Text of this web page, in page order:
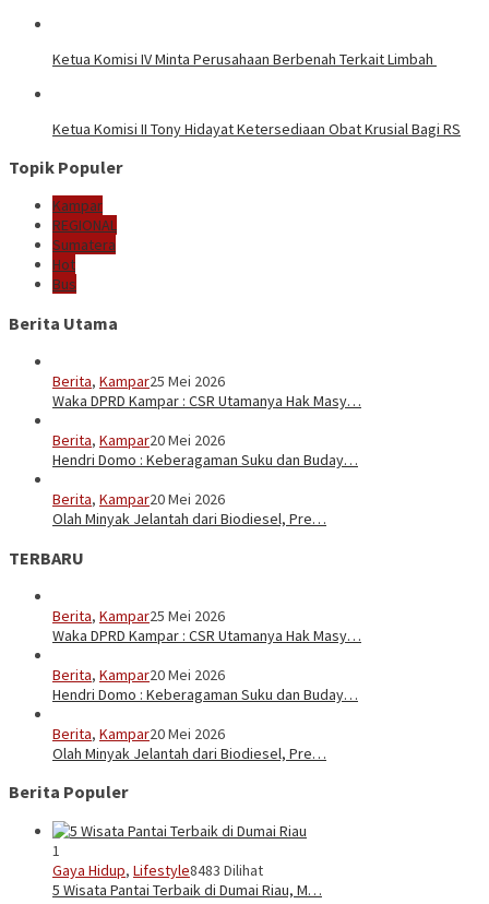
Ketua Komisi IV Minta Perusahaan Berbenah Terkait Limbah
Ketua Komisi II Tony Hidayat Ketersediaan Obat Krusial Bagi RS
Topik Populer
Kampar
REGIONAL
Sumatera
Hot
Bus
Berita Utama
Berita, Kampar25 Mei 2026
Waka DPRD Kampar : CSR Utamanya Hak Masy…
Berita, Kampar20 Mei 2026
Hendri Domo : Keberagaman Suku dan Buday…
Berita, Kampar20 Mei 2026
Olah Minyak Jelantah dari Biodiesel, Pre…
TERBARU
Berita, Kampar25 Mei 2026
Waka DPRD Kampar : CSR Utamanya Hak Masy…
Berita, Kampar20 Mei 2026
Hendri Domo : Keberagaman Suku dan Buday…
Berita, Kampar20 Mei 2026
Olah Minyak Jelantah dari Biodiesel, Pre…
Berita Populer
1
Gaya Hidup, Lifestyle8483 Dilihat
5 Wisata Pantai Terbaik di Dumai Riau, M…